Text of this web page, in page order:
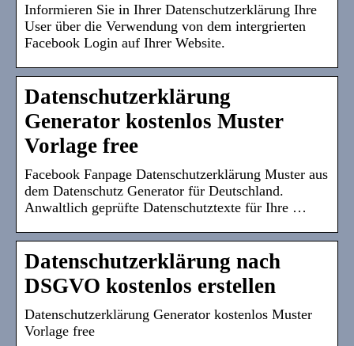
Informieren Sie in Ihrer Datenschutzerklärung Ihre
User über die Verwendung von dem intergrierten
Facebook Login auf Ihrer Website.
Datenschutzerklärung
Generator kostenlos Muster
Vorlage free
Facebook Fanpage Datenschutzerklärung Muster aus
dem Datenschutz Generator für Deutschland.
Anwaltlich geprüfte Datenschutztexte für Ihre …
Datenschutzerklärung nach
DSGVO kostenlos erstellen
Datenschutzerklärung Generator kostenlos Muster
Vorlage free